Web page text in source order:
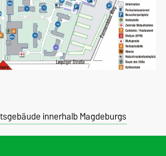
innerhalb Magdeburgs